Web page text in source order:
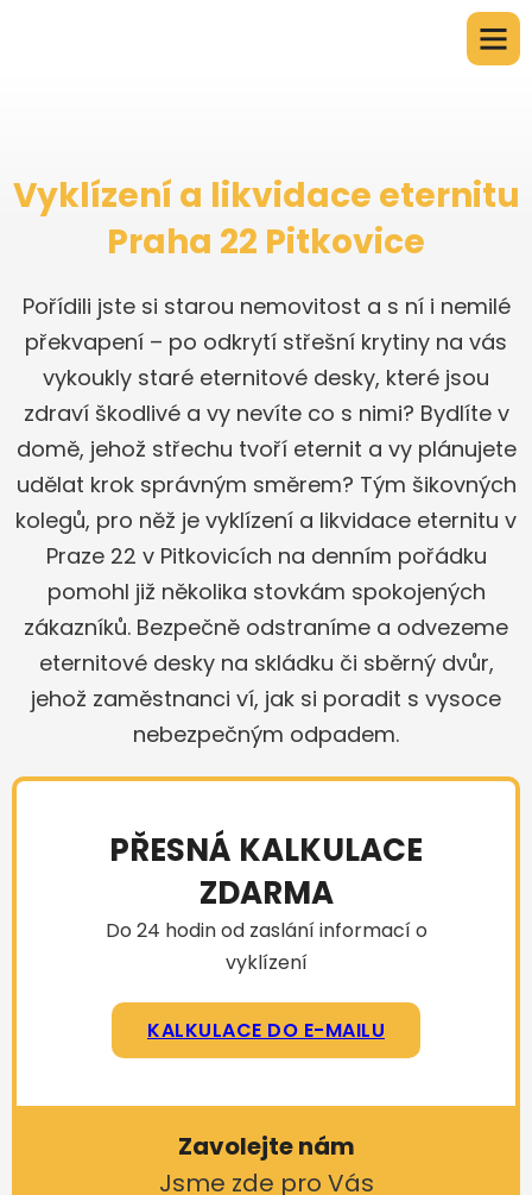
Vyklízení a likvidace eternitu
Praha 22 Pitkovice
Pořídili jste si starou nemovitost a s ní i nemilé
překvapení – po odkrytí střešní krytiny na vás
vykoukly staré eternitové desky, které jsou
zdraví škodlivé a vy nevíte co s nimi? Bydlíte v
domě, jehož střechu tvoří eternit a vy plánujete
udělat krok správným směrem? Tým šikovných
kolegů, pro něž je vyklízení a likvidace eternitu v
Praze 22 v Pitkovicích na denním pořádku
pomohl již několika stovkám spokojených
zákazníků. Bezpečně odstraníme a odvezeme
eternitové desky na skládku či sběrný dvůr,
jehož zaměstnanci ví, jak si poradit s vysoce
nebezpečným odpadem.
PŘESNÁ KALKULACE
ZDARMA
Do 24 hodin od zaslání informací o
vyklízení
KALKULACE DO E-MAILU
Zavolejte nám
Jsme zde pro Vás